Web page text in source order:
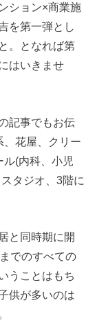
ション×商業施
を第一弾とし
。となれば第
はいきませ
記事でもお伝
、花屋、クリー
(内科、小児
タジオ、3階に
と同時期に開
でのすべての
うことはもち
供が多いのは